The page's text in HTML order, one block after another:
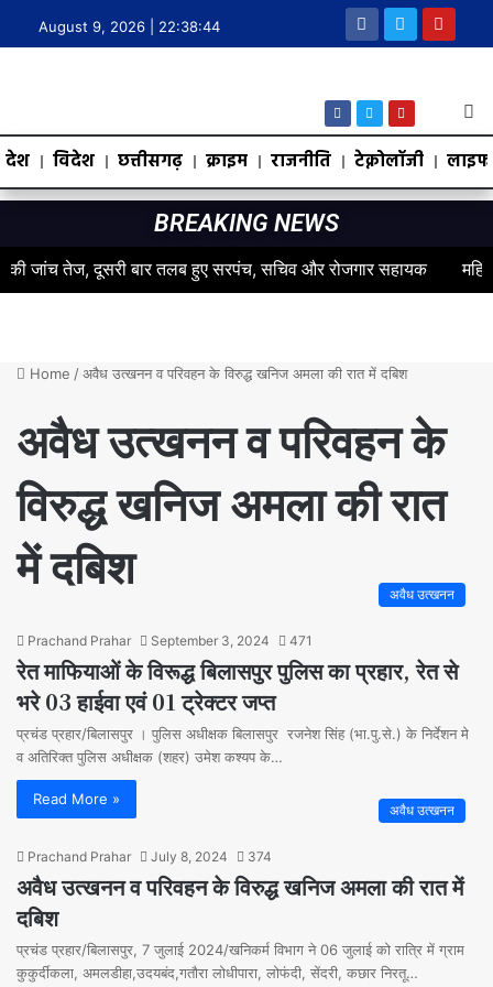
August 9, 2026 | 22:38:44
देश विदेश छत्तीसगढ़ क्राइम राजनीति टेक्नोलॉजी
BREAKING NEWS
तेज, दूसरी बार तलब हुए सरपंच, सचिव और रोजगार सहायक महिलाओं के
Home /अवैध उत्खनन व परिवहन के विरुद्ध खनिज अमला की रात में दबिश
अवैध उत्खनन व परिवहन के
विरुद्ध खनिज अमला की रात
में दबिश
अवैध उत्खनन
Prachand Prahar September 3, 2024 471
रेत माफियाओं के विरूद्ध बिलासपुर पुलिस का प्रहार, रेत से
भरे 03 हाईवा एवं 01 ट्रेक्टर जप्त
प्रचंड प्रहार/बिलासपुर । पुलिस अधीक्षक बिलासपुर रजनेश सिंह (भा.पु.से.) के निर्देशन मे
व अतिरिक्त पुलिस अधीक्षक (शहर) उमेश कश्यप के…
Read More »
अवैध उत्खनन
Prachand Prahar July 8, 2024 374
अवैध उत्खनन व परिवहन के विरुद्ध खनिज अमला की रात में
दबिश
प्रचंड प्रहार/बिलासपुर, 7 जुलाई 2024/खनिकर्म विभाग ने 06 जुलाई को रात्रि में ग्राम
कुकुर्दीकला, अमलडीहा,उदयबंद,गतौरा लोधीपारा, लोफंदी, सेंदरी, कछार निरतू…